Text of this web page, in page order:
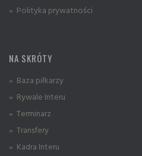
» Polityka prywatności
NA SKRÓTY
» Baza piłkarzy
» Rywale Interu
» Terminarz
» Transfery
» Kadra Interu